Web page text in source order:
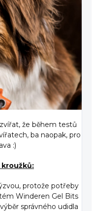
že během testů
ba naopak, pro
:)
protože potřeby
Winderen Gel Bits
správného udidla